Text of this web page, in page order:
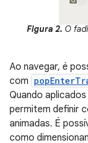
Figura 2. O
Ao navegar, é
com
Quando
permitem definir
animadas. É
como